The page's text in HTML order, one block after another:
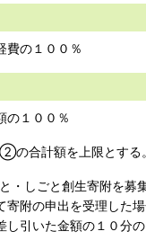
費の１００％
の１００％
合計額を上限とする。
・しごと創生寄附を募
寄附の申出を受理した
し引いた金額の１０分